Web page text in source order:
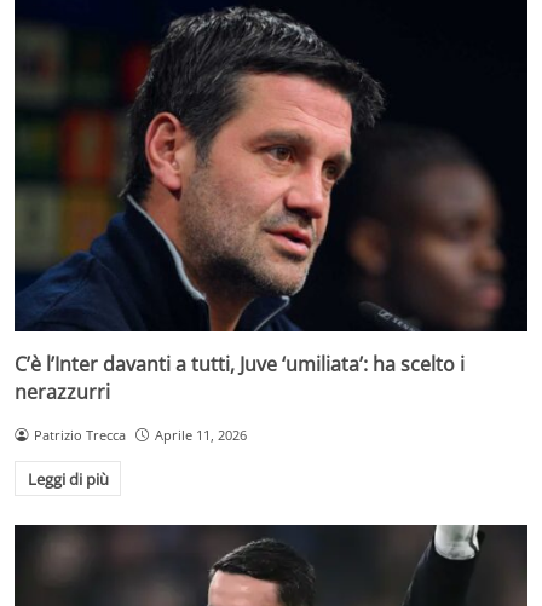
C’è l’Inter davanti a tutti, Juve ‘umiliata’: ha scelto i
nerazzurri
Patrizio Trecca Aprile 11, 2026
Leggi di più